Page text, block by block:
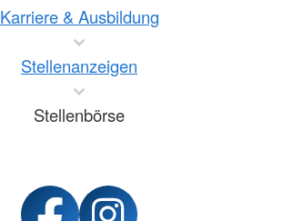
Karriere & Ausbildung
Stellenanzeigen
Stellenbörse